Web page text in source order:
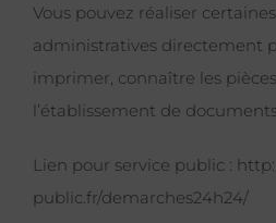
Vous pouvez réaliser
administratives directement
imprimer, connaître les
l’établissement de
Lien pour service public :
public.fr/demarches24h24/